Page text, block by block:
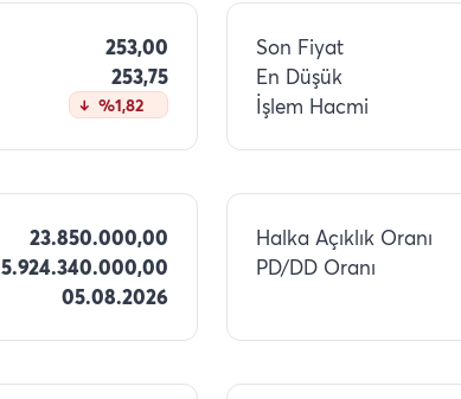
253,00
253,75
%1,82
Son Fiyat
En Düşük
İşlem Hacmi
23.850.000,00
5.924.340.000,00
05.08.2026
Halka Açıklık Oranı
PD/DD Oranı